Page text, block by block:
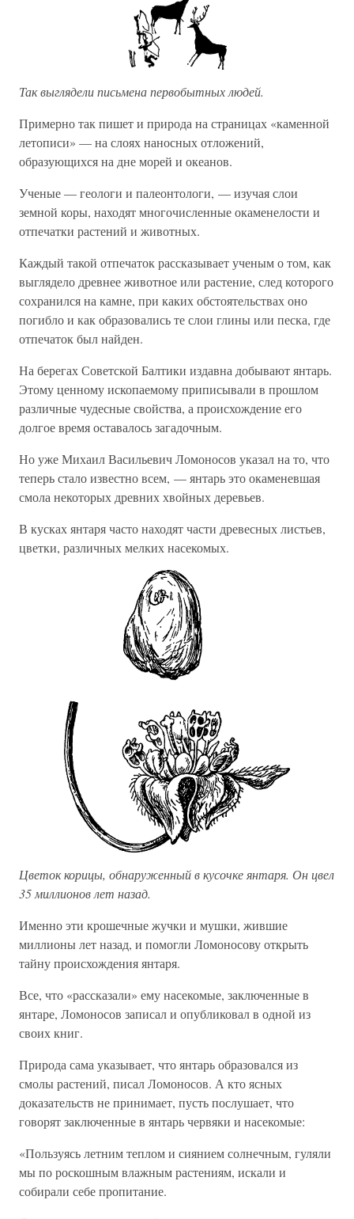
Так выглядели письмена первобытных людей.
Примерно так пишет и природа на страницах «каменной
летописи» — на слоях наносных отложений,
образующихся на дне морей и океанов.
Ученые — геологи и палеонтологи, — изучая слои
земной коры, находят многочисленные окаменелости и
отпечатки растений и животных.
Каждый такой отпечаток рассказывает ученым о том, как
выглядело древнее животное или растение, след которого
сохранился на камне, при каких обстоятельствах оно
погибло и как образовались те слои глины или песка, где
отпечаток был найден.
На берегах Советской Балтики издавна добывают янтарь.
Этому ценному ископаемому приписывали в прошлом
различные чудесные свойства, а происхождение его
долгое время оставалось загадочным.
Но уже Михаил Васильевич Ломоносов указал на то, что
теперь стало известно всем, — янтарь это окаменевшая
смола некоторых древних хвойных деревьев.
В кусках янтаря часто находят части древесных листьев,
цветки, различных мелких насекомых.
Цветок корицы, обнаруженный в кусочке янтаря. Он цвел
35 миллионов лет назад.
Именно эти крошечные жучки и мушки, жившие
миллионы лет назад, и помогли Ломоносову открыть
тайну происхождения янтаря.
Все, что «рассказали» ему насекомые, заключенные в
янтаре, Ломоносов записал и опубликовал в одной из
своих книг.
Природа сама указывает, что янтарь образовался из
смолы растений, писал Ломоносов. А кто ясных
доказательств не принимает, пусть послушает, что
говорят заключенные в янтарь червяки и насекомые:
«Пользуясь летним теплом и сиянием солнечным, гуляли
мы по роскошным влажным растениям, искали и
собирали себе пропитание.